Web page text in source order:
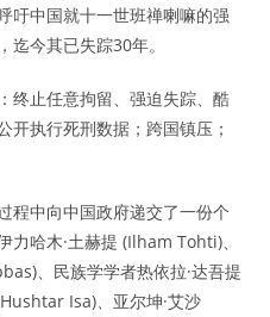
吁中国就十一世班禅喇嘛的强
今其已失踪30年。
终止任意拘留、强迫失踪、酷
开执行死刑数据；跨国镇压；
程中向中国政府递交了一份个
哈木·土赫提 (Ilham Tohti)、
、民族学学者热依拉·达吾提
Isa)、亚尔坤·艾沙